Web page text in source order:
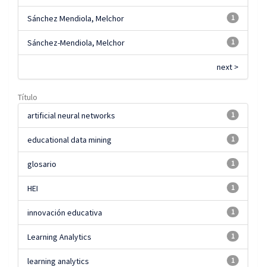
1
Sánchez Mendiola, Melchor
1
Sánchez-Mendiola, Melchor
next >
Título
1
artificial neural networks
1
educational data mining
1
glosario
1
HEI
1
innovación educativa
1
Learning Analytics
1
learning analytics